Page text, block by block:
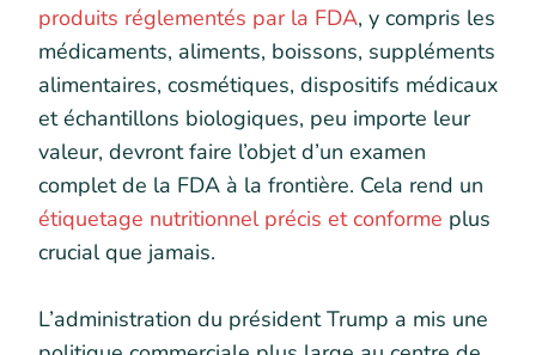
produits réglementés par la FDA, y compris les
médicaments, aliments, boissons, suppléments
alimentaires, cosmétiques, dispositifs médicaux
et échantillons biologiques, peu importe leur
valeur, devront faire l’objet d’un examen
complet de la FDA à la frontière. Cela rend un
étiquetage nutritionnel précis et conforme plus
crucial que jamais.
L’administration du président Trump a mis une